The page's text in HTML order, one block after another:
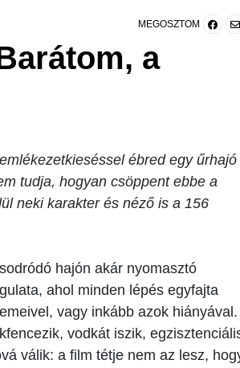
MEGOSZTOM
a
ébred egy űrhajó
tudja, hogyan csöppent ebbe a
neki karakter és néző is a 156
hajón akár nyomasztó
ahol minden lépés egyfajta
vagy inkább azok hiányával.
vodkát iszik,
válik: a film tétje nem az lesz,